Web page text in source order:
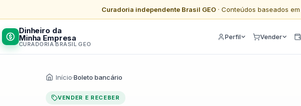
Curadoria independente Brasil GEO· Conteúdos baseados
Dinheiro da
Minha Empresa
CURADORIA BRASIL GEO
Perfil Vender
Início·Boleto bancário
VENDER E RECEBER